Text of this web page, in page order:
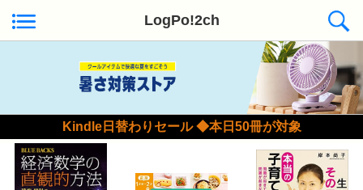
LogPo!2ch
Kindle日替わりセール ◆本日50冊が対象